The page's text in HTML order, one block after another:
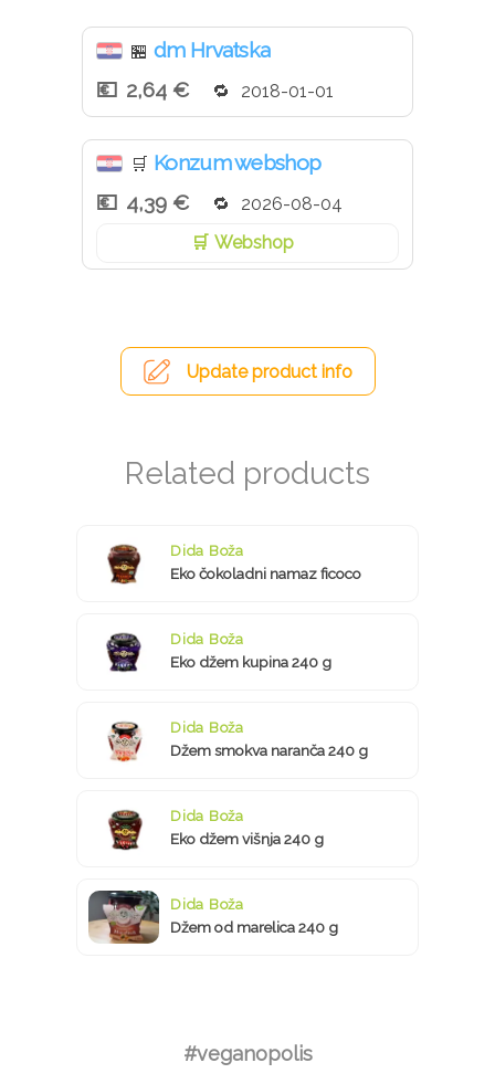
🏪 dm Hrvatska
2,64 €
2018-01-01
🛒 Konzum webshop
4,39 €
2026-08-04
Webshop
Update product info
Dida Boža
Eko čokoladni namaz ficoco
Dida Boža
Eko džem kupina 240 g
Dida Boža
Džem smokva naranča 240 g
Dida Boža
Eko džem višnja 240 g
Dida Boža
Džem od marelica 240 g
#veganopolis